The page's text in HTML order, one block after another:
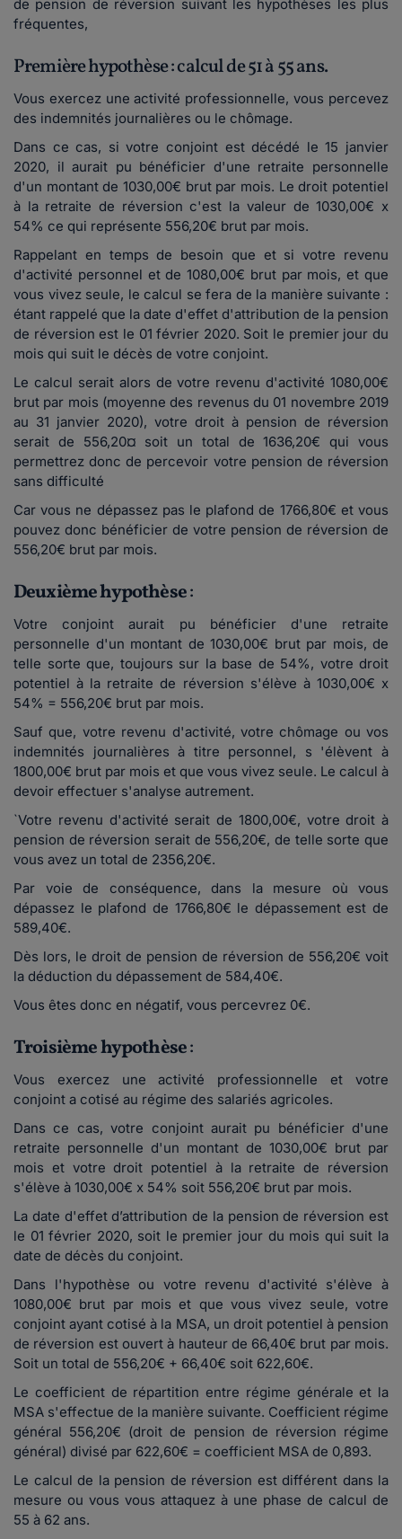
de pension de réversion suivant les hypothèses les plus
fréquentes,
Première hypothèse : calcul de 51 à 55 ans.
Vous exercez une activité professionnelle, vous percevez
des indemnités journalières ou le chômage.
Dans ce cas, si votre conjoint est décédé le 15 janvier
2020, il aurait pu bénéficier d'une retraite personnelle
d'un montant de 1030,00€ brut par mois. Le droit potentiel
à la retraite de réversion c'est la valeur de 1030,00€ x
54% ce qui représente 556,20€ brut par mois.
Rappelant en temps de besoin que et si votre revenu
d'activité personnel et de 1080,00€ brut par mois, et que
vous vivez seule, le calcul se fera de la manière suivante :
étant rappelé que la date d'effet d'attribution de la pension
de réversion est le 01 février 2020. Soit le premier jour du
mois qui suit le décès de votre conjoint.
Le calcul serait alors de votre revenu d'activité 1080,00€
brut par mois (moyenne des revenus du 01 novembre 2019
au 31 janvier 2020), votre droit à pension de réversion
serait de 556,20¤ soit un total de 1636,20€ qui vous
permettrez donc de percevoir votre pension de réversion
sans difficulté
Car vous ne dépassez pas le plafond de 1766,80€ et vous
pouvez donc bénéficier de votre pension de réversion de
556,20€ brut par mois.
Deuxième hypothèse:
Votre conjoint aurait pu bénéficier d'une retraite
personnelle d'un montant de 1030,00€ brut par mois, de
telle sorte que, toujours sur la base de 54%, votre droit
potentiel à la retraite de réversion s'élève à 1030,00€ x
54% = 556,20€ brut par mois.
Sauf que, votre revenu d'activité, votre chômage ou vos
indemnités journalières à titre personnel, s 'élèvent à
1800,00€ brut par mois et que vous vivez seule. Le calcul à
devoir effectuer s'analyse autrement.
`Votre revenu d'activité serait de 1800,00€, votre droit à
pension de réversion serait de 556,20€, de telle sorte que
vous avez un total de 2356,20€.
Par voie de conséquence, dans la mesure où vous
dépassez le plafond de 1766,80€ le dépassement est de
589,40€.
Dès lors, le droit de pension de réversion de 556,20€ voit
la déduction du dépassement de 584,40€.
Vous êtes donc en négatif, vous percevrez 0€.
Troisième hypothèse:
Vous exercez une activité professionnelle et votre
conjoint a cotisé au régime des salariés agricoles.
Dans ce cas, votre conjoint aurait pu bénéficier d'une
retraite personnelle d'un montant de 1030,00€ brut par
mois et votre droit potentiel à la retraite de réversion
s'élève à 1030,00€ x 54% soit 556,20€ brut par mois.
La date d'effet d’attribution de la pension de réversion est
le 01 février 2020, soit le premier jour du mois qui suit la
date de décès du conjoint.
Dans l'hypothèse ou votre revenu d'activité s'élève à
1080,00€ brut par mois et que vous vivez seule, votre
conjoint ayant cotisé à la MSA, un droit potentiel à pension
de réversion est ouvert à hauteur de 66,40€ brut par mois.
Soit un total de 556,20€ + 66,40€ soit 622,60€.
Le coefficient de répartition entre régime générale et la
MSA s'effectue de la manière suivante. Coefficient régime
général 556,20€ (droit de pension de réversion régime
général) divisé par 622,60€ = coefficient MSA de 0,893.
Le calcul de la pension de réversion est différent dans la
mesure ou vous vous attaquez à une phase de calcul de
55 à 62 ans.